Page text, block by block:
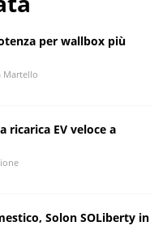
per wallbox più
Martello
ricarica EV veloce a
Solon SOLiberty in